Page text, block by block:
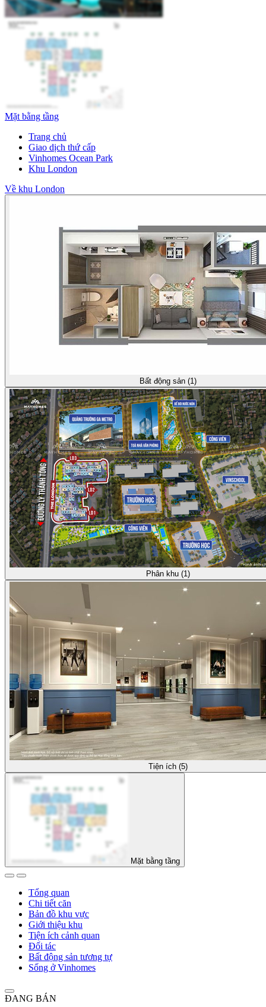
Mặt bằng tầng
Trang chủ
Giao dịch thứ cấp
Vinhomes Ocean Park
Khu London
Về khu London
Bất động sản (1)
Phân khu (1)
Tiện ích (5)
Mặt bằng tầng
Tổng quan
Chi tiết căn
Bản đồ khu vực
Giới thiệu khu
Tiện ích cảnh quan
Đối tác
Bất động sản tương tự
Sống ở Vinhomes
ĐANG BÁN